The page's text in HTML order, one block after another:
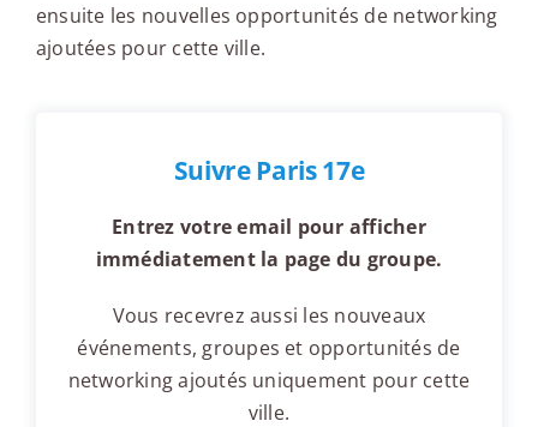
ensuite les nouvelles opportunités de networking
ajoutées pour cette ville.
Suivre Paris 17e
Entrez votre email pour afficher
immédiatement la page du groupe.
Vous recevrez aussi les nouveaux
événements, groupes et opportunités de
networking ajoutés uniquement pour cette
ville.